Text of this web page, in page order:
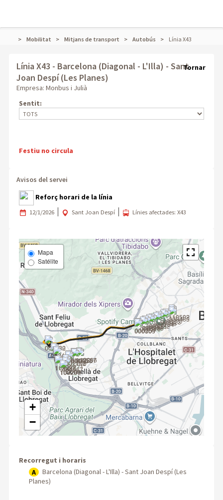
Mobilitat Mitjans de transport Autobús Línia X43
Línia X43 - Barcelona (Diagonal - L'Illa) - Sant
Joan Despí (Les Planes)
Empresa: Monbus i Julià
Sentit:
Festiu no circula
Tornar
Avisos del servei
Reforç horari de la línia
12/1/2026 Sant Joan Despí Línies afectades: X43
Mapa
Satélite
+
−
Recorregut i horaris
A
Barcelona (Diagonal - L'Illa) - Sant Joan Despí (Les
Planes)